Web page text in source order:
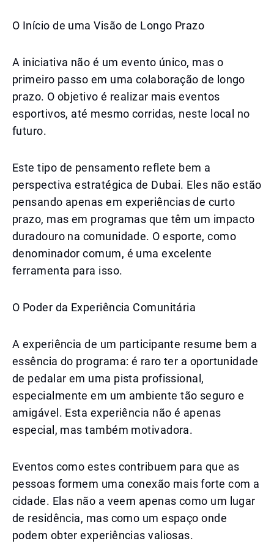
O Início de uma Visão de Longo Prazo
A iniciativa não é um evento único, mas o
primeiro passo em uma colaboração de longo
prazo. O objetivo é realizar mais eventos
esportivos, até mesmo corridas, neste local no
futuro.
Este tipo de pensamento reflete bem a
perspectiva estratégica de Dubai. Eles não estão
pensando apenas em experiências de curto
prazo, mas em programas que têm um impacto
duradouro na comunidade. O esporte, como
denominador comum, é uma excelente
ferramenta para isso.
O Poder da Experiência Comunitária
A experiência de um participante resume bem a
essência do programa: é raro ter a oportunidade
de pedalar em uma pista profissional,
especialmente em um ambiente tão seguro e
amigável. Esta experiência não é apenas
especial, mas também motivadora.
Eventos como estes contribuem para que as
pessoas formem uma conexão mais forte com a
cidade. Elas não a veem apenas como um lugar
de residência, mas como um espaço onde
podem obter experiências valiosas.